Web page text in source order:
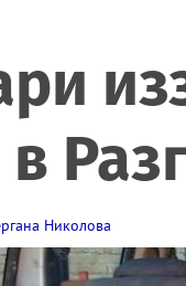
в
Николова